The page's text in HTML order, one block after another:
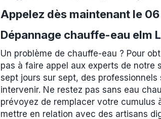
Appelez dès maintenant le
Dépannage chauffe-eau elm
Un problème de chauffe-eau ? Pour
pas à faire appel aux experts de notre
sept jours sur sept, des
intervenir. Ne restez pas sans eau
prévoyez de remplacer votre cumulus
mettre en relation avec des artisans